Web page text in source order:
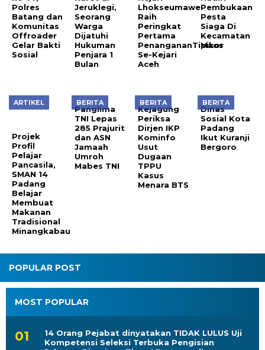
Offroader
Gelar Bakti
Sosial
Jeruklegi,
Seorang
Warga
Dijatuhi
Hukuman
Penjara 1
Bulan
Pertama
PenangananTipikor
Se-Kejari
Aceh
Kecamatan
Maos
ARTIKEL
Projek
Pancasila,
SMAN 14
Padang
Belajar
Membuat
Makanan
Tradisional
Minangkabau
BERITA
Panglima
TNI Lepas
285 Prajurit
dan ASN
Jamaah
Umroh
Mabes TNI
BERITA
Kejagung
Periksa
Dirjen IKP
Kominfo
Usut
Dugaan
TPPU
Kasus
Menara BTS
BERITA
Dinas
Sosial Kota
Padang
Ikut Kuranji
Bergoro
14 Orang Pejabat dinyatakan TIDAK LULUS Uji
Kompetensi Seleksi Terbuka Pengisian
Lingkungan Pemerintah Provinsi Sumatera
Barat Tahun 2025